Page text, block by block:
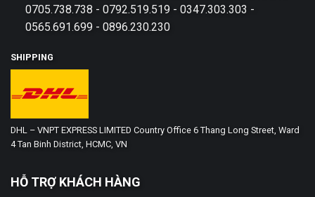
0705.738.738 - 0792.519.519 - 0347.303.303 -
0565.691.699 - 0896.230.230
SHIPPING
DHL – VNPT EXPRESS LIMITED Country Office 6 Thang Long Street, Ward
4 Tan Binh District, HCMC, VN
HỖ TRỢ KHÁCH HÀNG